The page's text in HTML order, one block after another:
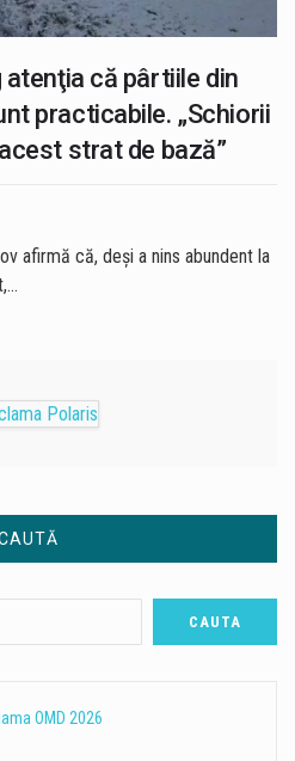
că pârtiile din
practicabile. „Schiorii
strat de bază”
afirmă că, deşi a nins abundent la